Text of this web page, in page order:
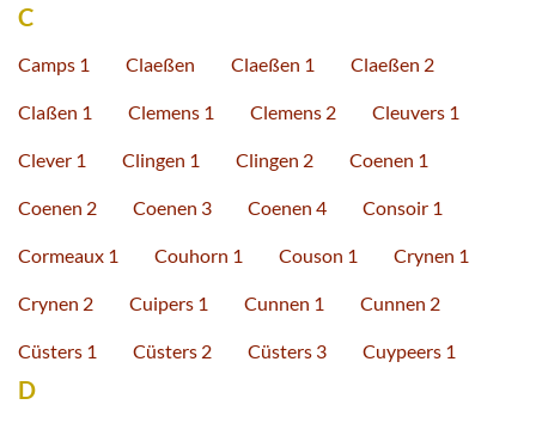
C
Camps 1 Claeßen Claeßen 1 Claeßen 2
Claßen 1 Clemens 1 Clemens 2 Cleuvers 1
Clever 1 Clingen 1 Clingen 2 Coenen 1
Coenen 2 Coenen 3 Coenen 4 Consoir 1
Cormeaux 1 Couhorn 1 Couson 1 Crynen 1
Crynen 2 Cuipers 1 Cunnen 1 Cunnen 2
Cüsters 1 Cüsters 2 Cüsters 3 Cuypeers 1
D